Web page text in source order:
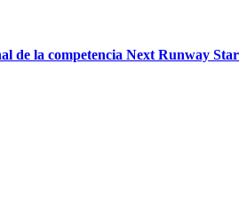
de la competencia Next Runway